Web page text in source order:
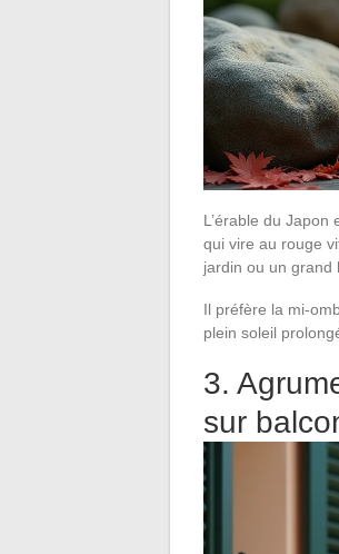
L’érable du Japon
qui vire au rouge
jardin ou un grand
Il préfère la mi-
plein soleil
3.
sur